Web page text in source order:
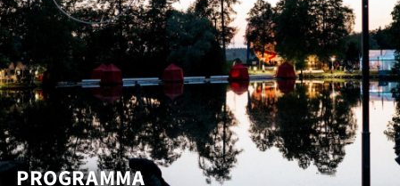
PROGRAMMA